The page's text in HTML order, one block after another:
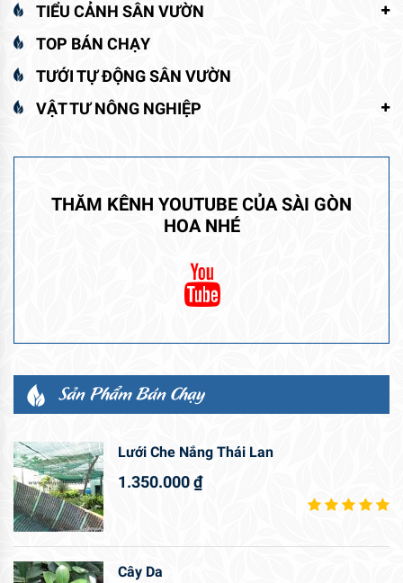
TIỂU CẢNH SÂN VƯỜN
TOP BÁN CHẠY
TƯỚI TỰ ĐỘNG SÂN VƯỜN
VẬT TƯ NÔNG NGHIỆP
THĂM KÊNH YOUTUBE CỦA SÀI GÒN
HOA NHÉ
Sản Phẩm Bán Chạy
Lưới Che Nắng Thái Lan
1.350.000₫
Cây Da